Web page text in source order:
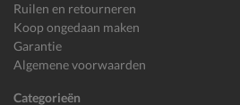
Ruilen en retourneren
Koop ongedaan maken
Garantie
Algemene voorwaarden
Categorieën